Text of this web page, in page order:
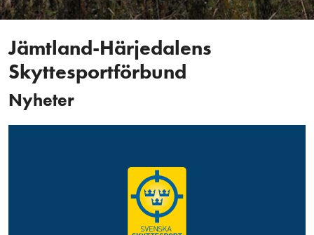
Jämtland-Härjedalens
Skyttesportförbund
Nyheter